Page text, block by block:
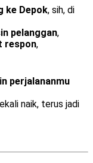
ke Depok, sih, di
pelanggan,
respon,
perjalananmu
naik, terus jadi